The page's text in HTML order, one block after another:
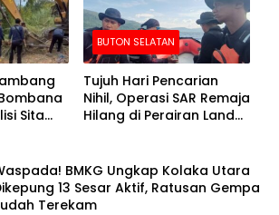
Sita
BUTON SELATAN
Tujuh Hari Pencarian
Nihil, Operasi SAR Remaja
Hilang di Perairan Lande
BMKG Ungkap Kolaka Utara
13 Sesar Aktif, Ratusan Gempa
Terekam